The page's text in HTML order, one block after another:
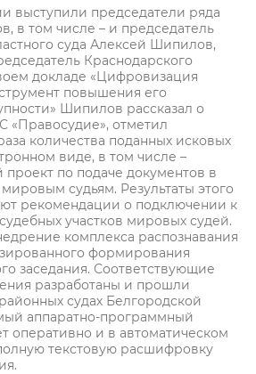
выступили председатели ряда
в том числе – и председатель
суда Алексей Шипилов,
Краснодарского
докладе «Цифровизация
повышения его
Шипилов рассказал о
«Правосудие», отметил
количества поданных исковых
виде, в том числе –
проект по подаче документов в
судьям. Результаты этого
рекомендации о подключении к
участков мировых судей.
комплекса распознавания
формирования
заседания. Соответствующие
разработаны и прошли
судах Белгородской
аппаратно-программный
оперативно и в автоматическом
текстовую расшифровку